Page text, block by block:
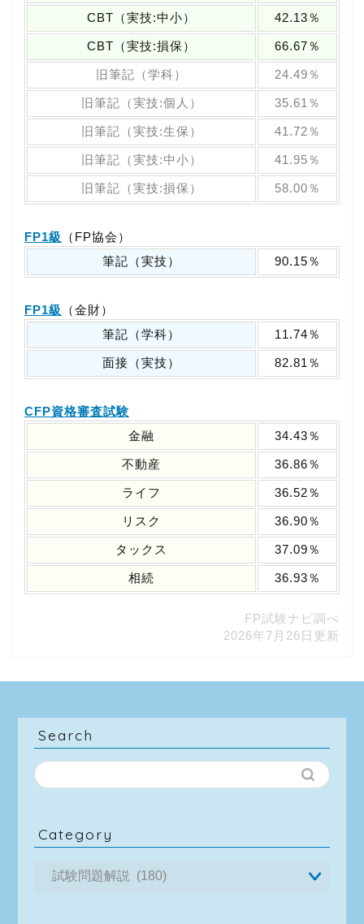
CBT（実技:中小） 42.13％
CBT（実技:損保） 66.67％
旧筆記（学科） 24.49％
旧筆記（実技:個人） 35.61％
旧筆記（実技:生保） 41.72％
旧筆記（実技:中小） 41.95％
旧筆記（実技:損保） 58.00％
FP1級
（FP協会）
筆記（実技）
90.15％
FP1級
（金財）
筆記（学科）
11.74％
面接（実技） 82.81％
CFP資格審査試験
金融
34.43％
不動産 36.86％
ライフ 36.52％
リスク 36.90％
タックス 37.09％
相続 36.93％
FP試験ナビ調べ
2026年7月26日更新
Search
Category